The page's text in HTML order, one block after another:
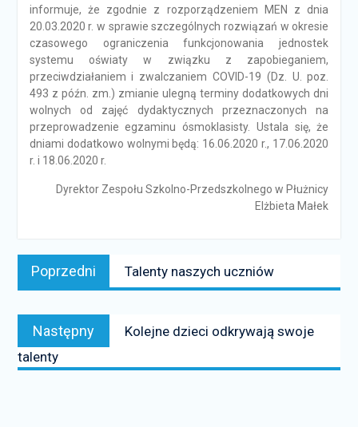
informuje, że zgodnie z rozporządzeniem MEN z dnia
20.03.2020 r. w sprawie szczególnych rozwiązań w okresie
czasowego ograniczenia funkcjonowania jednostek
systemu oświaty w związku z zapobieganiem,
przeciwdziałaniem i zwalczaniem COVID-19 (Dz. U. poz.
493 z późn. zm.) zmianie ulegną terminy dodatkowych dni
wolnych od zajęć dydaktycznych przeznaczonych na
przeprowadzenie egzaminu ósmoklasisty. Ustala się, że
dniami dodatkowo wolnymi będą: 16.06.2020 r., 17.06.2020
r. i 18.06.2020 r.
Dyrektor Zespołu Szkolno-Przedszkolnego w Płużnicy
Elżbieta Małek
Nawigacja
wpisu
Poprzedni
news:
Talenty naszych uczniów
Następny
news:
Kolejne dzieci odkrywają swoje
talenty